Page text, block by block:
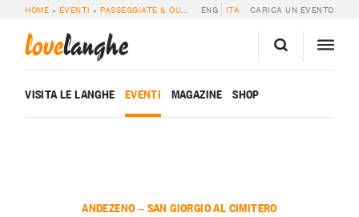
HOME » EVENTI »PASSEGGIATE & OUTDOOR » RETE ROMANICA DI COLLINA:
ENG ITA CARICA UN EVENTO
lovelanghe
VISITA LE LANGHE EVENTI MAGAZINE SHOP
ANDEZENO — SAN GIORGIO AL CIMITERO